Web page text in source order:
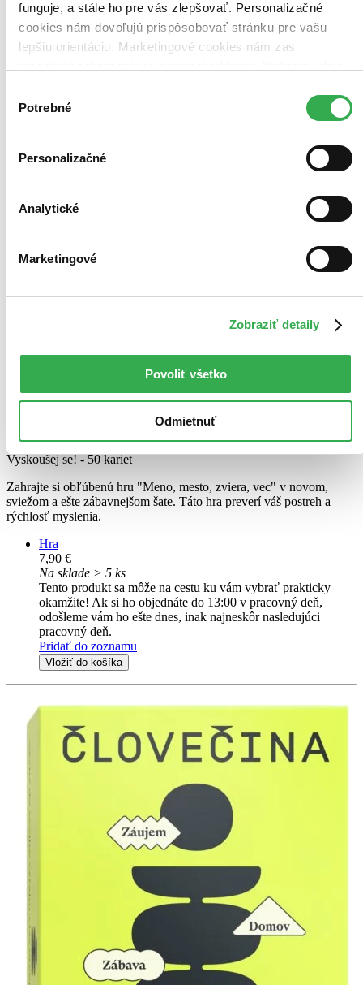
funguje, a stále ho pre vás zlepšovať. Personalizačné
cookies nám dovoľujú prispôsobovať stránku pre vašu
lepšiu orientáciu. Marketingové cookies nám zas
keby sme mohli používať všetky tieto cookies. Ďakujeme!
súhlasu
Potrebné
Personalizačné
Analytické
Marketingové
Zobraziť detaily
Povoliť všetko
Odmietnuť
pracovný deň.
Pridať do zoznamu
Vložiť do košíka
Vyskúšaj sa! Meno, mesto, zviera, vec
CZ
Vyskoušej se! - 50 kariet
Zahrajte si obľúbenú hru "Meno, mesto, zviera, vec" v novom,
sviežom a ešte zábavnejšom šate. Táto hra preverí váš postreh a
rýchlosť myslenia.
Hra
7,90 €
Na sklade > 5 ks
Tento produkt sa môže na cestu ku vám vybrať prakticky
okamžite! Ak si ho objednáte do 13:00 v pracovný deň,
odošleme vám ho ešte dnes, inak najneskôr nasledujúci
pracovný deň.
Pridať do zoznamu
Vložiť do košíka